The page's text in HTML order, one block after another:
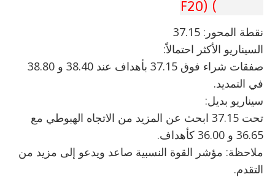
نقطة المحور: 37.15
السيناريو الأكثر احتمالاً:
صفقات شراء فوق 37.15 بأهداف عند 38.40 و 38.80
في التمديد.
سيناريو بديل:
تحت 37.15 ابحث عن المزيد من الاتجاه الهبوطي مع
36.65 و 36.00 كأهداف.
ملاحظة: مؤشر القوة النسبية صاعد ويدعو إلى مزيد من
التقدم.